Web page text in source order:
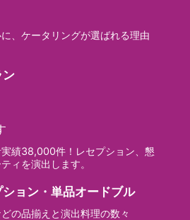
、ケータリングが選ばれる理由
績38,000件！レセプション、懇
ィを演出します。
ョン・単品オードブル
の品揃えと演出料理の数々